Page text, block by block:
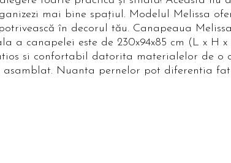
mai bine spațiul. Modelul Melissa
în decorul tău. Canapeaua
a canapelei este de 230x94x85 cm (L x H
si confortabil datorita materialelor de
Nuanta pernelor pot diferentia